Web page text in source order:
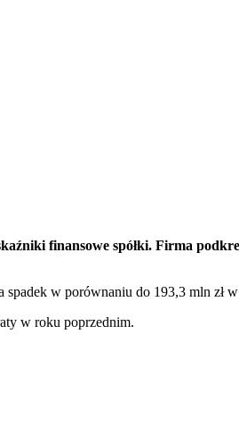
finansowe spółki. Firma
spadek w porównaniu do 193,3 mln zł
w roku poprzednim.